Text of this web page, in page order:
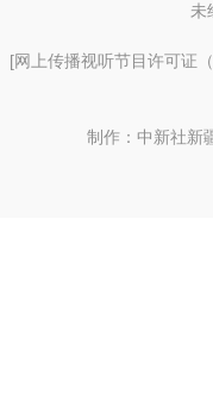
未
[网上传播视听节目许可证
制作：中新社